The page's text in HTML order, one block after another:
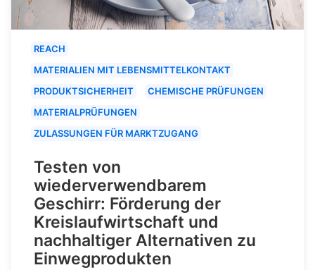
REACH
MATERIALIEN MIT LEBENSMITTELKONTAKT
PRODUKTSICHERHEIT
CHEMISCHE PRÜFUNGEN
MATERIALPRÜFUNGEN
ZULASSUNGEN FÜR MARKTZUGANG
Testen von
wiederverwendbarem
Geschirr: Förderung der
Kreislaufwirtschaft und
nachhaltiger Alternativen zu
Einwegprodukten